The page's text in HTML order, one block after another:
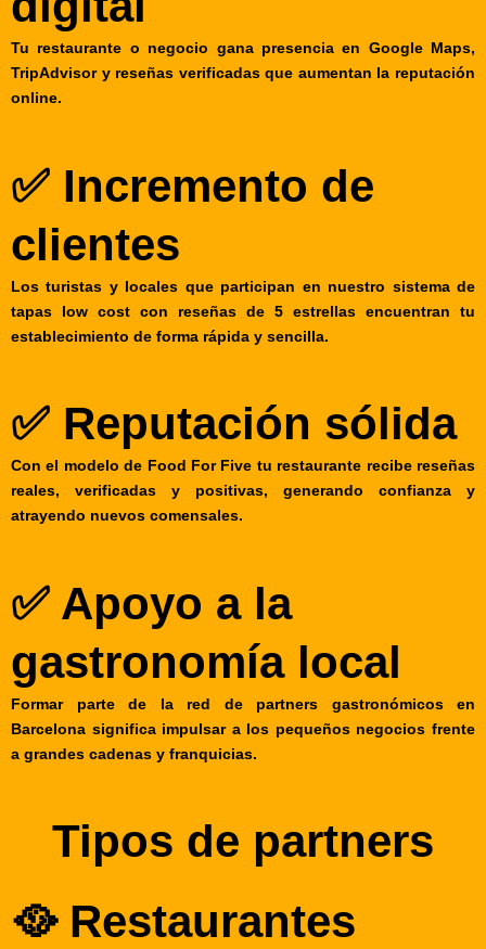
Tu restaurante o negocio gana presencia en Google Maps,
TripAdvisor y reseñas verificadas que aumentan la reputación
online.
✅ Incremento de
clientes
Los turistas y locales que participan en nuestro sistema de
tapas low cost con reseñas de 5 estrellas encuentran tu
establecimiento de forma rápida y sencilla.
✅ Reputación sólida
Con el modelo de Food For Five tu restaurante recibe reseñas
reales, verificadas y positivas, generando confianza y
atrayendo nuevos comensales.
✅ Apoyo a la
gastronomía local
Formar parte de la red de partners gastronómicos en
Barcelona significa impulsar a los pequeños negocios frente
a grandes cadenas y franquicias.
Tipos de partners
🥘 Restaurantes